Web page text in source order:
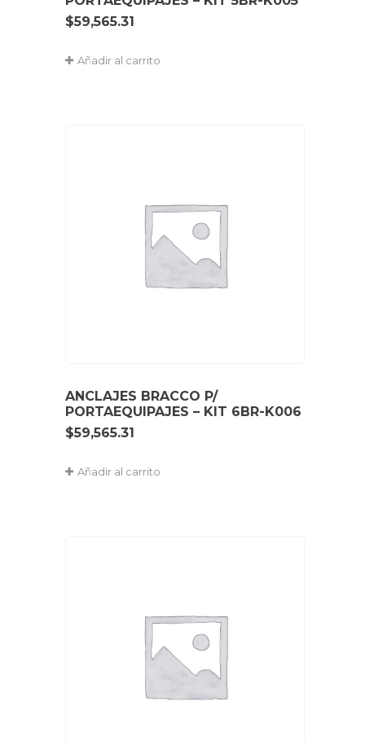
$59,565.31
Añadir al carrito
ANCLAJES BRACCO P/
PORTAEQUIPAJES – KIT 6BR-K006
$59,565.31
Añadir al carrito